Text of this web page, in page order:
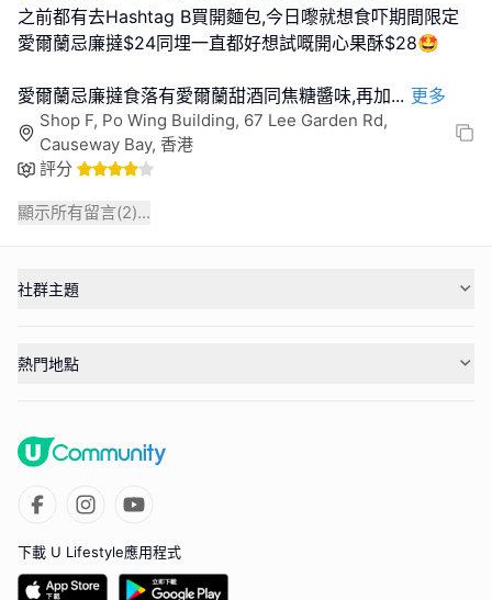
之前都有去Hashtag B買開麵包,今日嚟就想食吓期間限定
愛爾蘭忌廉撻$24同埋一直都好想試嘅開心果酥$28🤩
愛爾蘭忌廉撻食落有愛爾蘭甜酒同焦糖醬味,再加... 更多
Shop F, Po Wing Building, 67 Lee Garden Rd,
Causeway Bay, 香港
評分
顯示所有留言(2)...
社群主題
熱門地點
下載 U Lifestyle應用程式